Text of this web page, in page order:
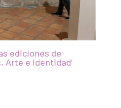
ediciones de
Arte e Identidad’